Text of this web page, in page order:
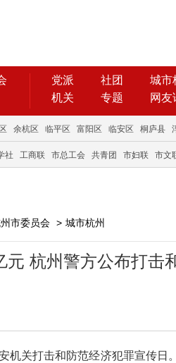
党派 社团
城市
机关
专题 网友
余杭区 临平区 富阳区 临安区 桐庐县
社 工商联 市总工会 共青团 市妇联 市文
市委员会 > 城市杭州
元 杭州警方公布打击
机关打击和防范经济犯罪宣传日